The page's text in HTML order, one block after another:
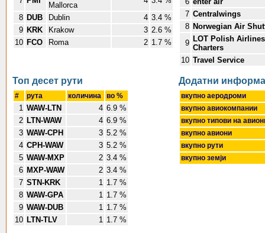
Mallorca
8 DUB Dublin 4 3.4 %
9 KRK Krakow 3 2.6 %
10 FCO Roma 2 1.7 %
7 Centralwings
8 Norwegian Air
9 LOT Polish
Charters
10 Travel Service
Топ десет pути
# pута количина во %
1 WAW-LTN 4 6.9 %
2 LTN-WAW 4 6.9 %
3 WAW-CPH 3 5.2 %
4 CPH-WAW 3 5.2 %
5 WAW-MXP 2 3.4 %
6 MXP-WAW 2 3.4 %
7 STN-KRK 1 1.7 %
8 WAW-GPA 1 1.7 %
9 WAW-DUB 1 1.7 %
10 LTN-TLV 1 1.7 %
Додатни
вкупно аеродроми
вкупно авиокомпании
вкупно типови на
вкупно авиони
вкупно pути
вкупно земји